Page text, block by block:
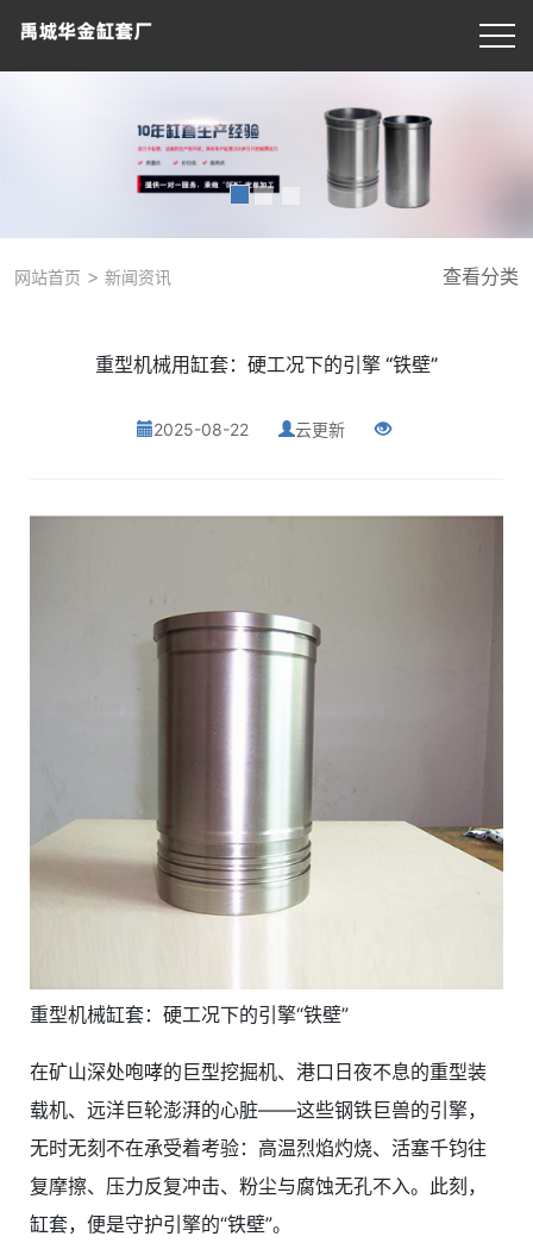
网站首页 > 新闻资讯 查看分类
重型机械用缸套：硬工况下的引擎 “铁壁”
2025-08-22 云更新
重型机械缸套：硬工况下的引擎“铁壁”
在矿山深处咆哮的巨型挖掘机、港口日夜不息的重型装
载机、远洋巨轮澎湃的心脏——这些钢铁巨兽的引擎，
无时无刻不在承受着考验：高温烈焰灼烧、活塞千钧往
复摩擦、压力反复冲击、粉尘与腐蚀无孔不入。此刻，
缸套，便是守护引擎的“铁壁”。